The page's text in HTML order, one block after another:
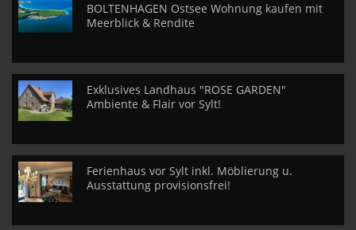
BOLTENHAGEN Ostsee Wohnung kaufen mit
Meerblick & Rendite
Exklusives Landhaus "ROSE GARDEN"
Ambiente & Flair vor Sylt!
Ferienhaus vor Sylt inkl. Möblierung u.
Ausstattung provisionsfrei!